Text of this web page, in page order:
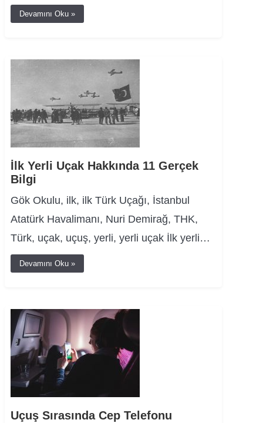
Devamını Oku »
İlk Yerli Uçak Hakkında 11 Gerçek
Bilgi
Gök Okulu, ilk, ilk Türk Uçağı, İstanbul
Atatürk Havalimanı, Nuri Demirağ, THK,
Türk, uçak, uçuş, yerli, yerli uçak İlk yerli…
Devamını Oku »
Uçuş Sırasında Cep Telefonu